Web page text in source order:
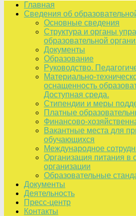
Главная
Сведения об
Основные сведения
Структура и органы
образовательной
Документы
Образование
Руководство.
Материально-
оснащенность
Доступная среда.
Стипендии и меры
Платные
Финансово-
Вакантные места для
обучающихся
Международное
Организация питания в
организации
Образовательные
Документы
Деятельность
Пресс-центр
Контакты